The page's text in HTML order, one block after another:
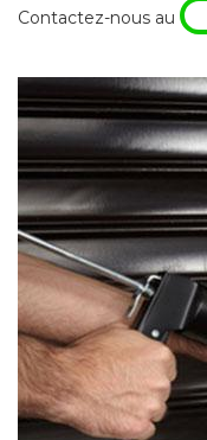
Contactez-nous au